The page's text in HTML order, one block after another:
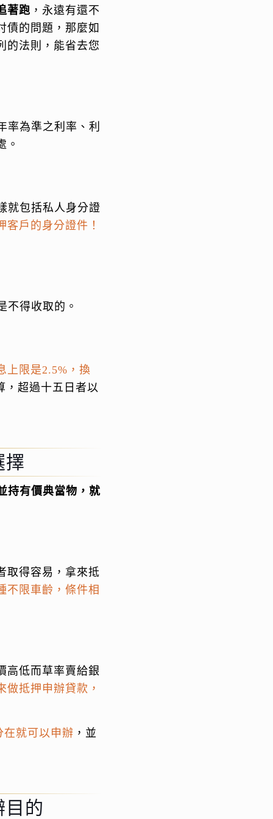
著跑 ，永遠有還不
債的問題，那麼如
的法則，能省去您
率為準之利率、利
。
就包括私人身分證
戶的身分證件！
不得收取的。
上限是2.5%，換
，超過十五日者以
擇
持有價典當物，就
取得容易，拿來抵
不限車齡，條件相
高低而草率賣給銀
做抵押申辦貸款，
在就可以申辦 ，並
的